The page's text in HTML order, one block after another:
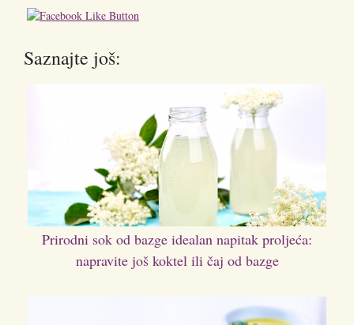
Saznajte još:
Prirodni sok od bazge idealan napitak proljeća:
napravite još koktel ili čaj od bazge